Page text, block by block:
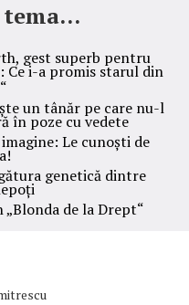
tema...
gest superb pentru
i-a promis starul din
un tânăr pe care nu-l
în poze cu vedete
Le cunoști de
genetică dintre
de la Drept“